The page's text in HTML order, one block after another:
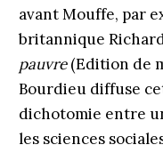
avant Mouffe, par
britannique
pauvre(Edition de
Bourdieu diffuse
dichotomie entre
les sciences